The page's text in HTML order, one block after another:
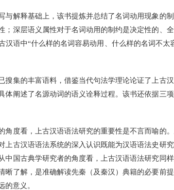
解释基础上，该书提炼并总结了名词动用现象的
；深层语义属性对于名词动用的制约是决定性的、
汉语中“什么样的名词容易动用、什么样的名词不
集的丰富语料，借鉴当代句法学理论论证了上古
体阐述了名源动词的语义诠释过程。该书还依据三
度看，上古汉语语法研究的重要性是不言而喻的
上古汉语语法系统的深入认识既能为汉语语法史研
中国古典学研究者的角度看，上古汉语语法研究同
晰了解，是准确解读先秦（及秦汉）典籍的必要
的意义。